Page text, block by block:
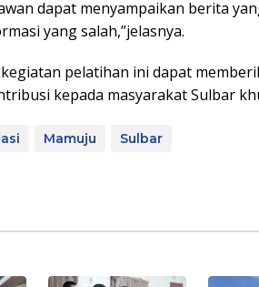
dapat menyampaikan berita
yang salah,”jelasnya.
pelatihan ini dapat
kepada masyarakat Sulbar
Mamuju Sulbar